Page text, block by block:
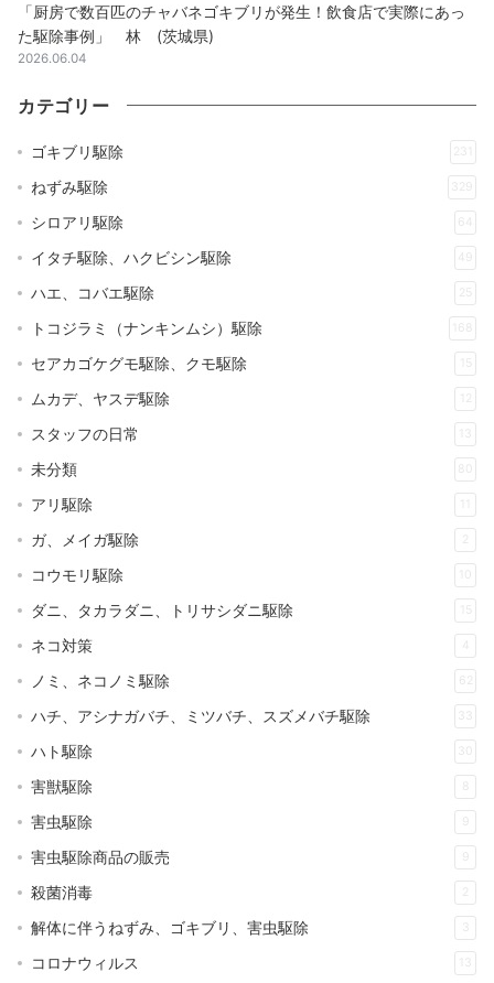
「厨房で数百匹のチャバネゴキブリが発生！飲食店で実際にあっ
た駆除事例」 林 (茨城県)
2026.06.04
カテゴリー
ゴキブリ駆除 231
ねずみ駆除 329
シロアリ駆除 64
イタチ駆除、ハクビシン駆除 49
ハエ、コバエ駆除 25
トコジラミ（ナンキンムシ）駆除 168
セアカゴケグモ駆除、クモ駆除 15
ムカデ、ヤスデ駆除 12
スタッフの日常
未分類 80
アリ駆除
ガ、メイガ駆除 2
コウモリ駆除 10
ダニ、タカラダニ、トリサシダニ駆除 15
ネコ対策 4
ノミ、ネコノミ駆除 62
ハチ、アシナガバチ、ミツバチ、スズメバチ駆除
ハト駆除 30
害獣駆除 8
害虫駆除 9
害虫駆除商品の販売 9
殺菌消毒 2
解体に伴うねずみ、ゴキブリ、害虫駆除
コロナウィルス